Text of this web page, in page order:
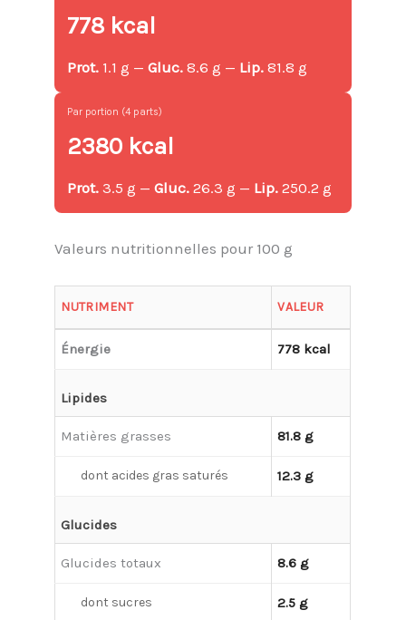
778 kcal
Prot. 1.1 g —Gluc. 8.6 g — Lip. 81.8 g
Par portion (4 parts)
2380 kcal
Prot. 3.5 g —Gluc. 26.3 g — Lip. 250.2 g
Valeurs nutritionnelles pour 100 g
NUTRIMENT VALEUR
Énergie 778 kcal
Lipides
Matières grasses 81.8 g
dont acides gras saturés 12.3 g
Glucides
Glucides totaux 8.6 g
dont sucres 2.5 g